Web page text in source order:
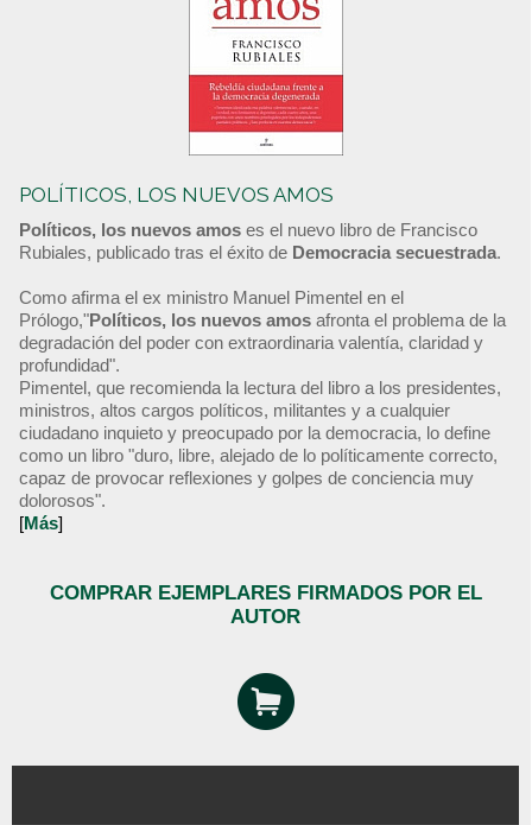
POLÍTICOS, LOS NUEVOS AMOS
Políticos, los nuevos amos es el nuevo libro de Francisco
Rubiales, publicado tras el éxito de Democracia secuestrada.
Como afirma el ex ministro Manuel Pimentel en el
Prólogo,"Políticos, los nuevos amos afronta el problema de la
degradación del poder con extraordinaria valentía, claridad y
profundidad".
Pimentel, que recomienda la lectura del libro a los presidentes,
ministros, altos cargos políticos, militantes y a cualquier
ciudadano inquieto y preocupado por la democracia, lo define
como un libro "duro, libre, alejado de lo políticamente correcto,
capaz de provocar reflexiones y golpes de conciencia muy
dolorosos".
[Más]
COMPRAR EJEMPLARES FIRMADOS POR EL
AUTOR